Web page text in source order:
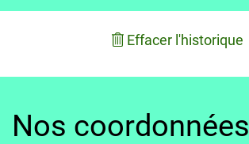
Effacer l'historique
Nos coordonnées